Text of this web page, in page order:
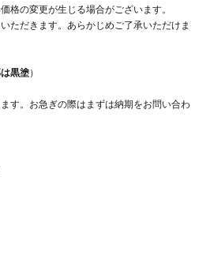
格の変更が生じる場合がございます。
ただきます。あらかじめご了承いただけま
黒塗）
す。お急ぎの際はまずは納期をお問い合わ